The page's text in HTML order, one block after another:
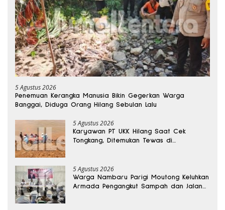
5 Agustus 2026
Penemuan Kerangka Manusia Bikin Gegerkan Warga
Banggai, Diduga Orang Hilang Sebulan Lalu
5 Agustus 2026
Karyawan PT UKK Hilang Saat Cek
Tongkang, Ditemukan Tewas di
5 Agustus 2026
Warga Nambaru Parigi Moutong Keluhkan
Armada Pengangkut Sampah dan Jalan